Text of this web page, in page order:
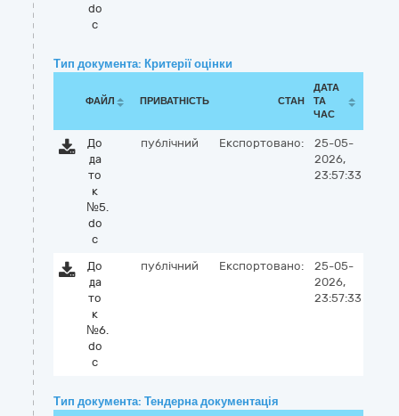
do
c
Тип документа: Критерії оцінки
ФАЙЛ ПРИВАТНІСТЬ СТАН
ДАТА
ТА
ЧАС
До
да
то
к
№5.
do
c
публічний Експортовано:
25-05-
2026,
23:57:33
До
да
то
к
№6.
do
c
публічний Експортовано:
25-05-
2026,
23:57:33
Тип документа: Тендерна документація